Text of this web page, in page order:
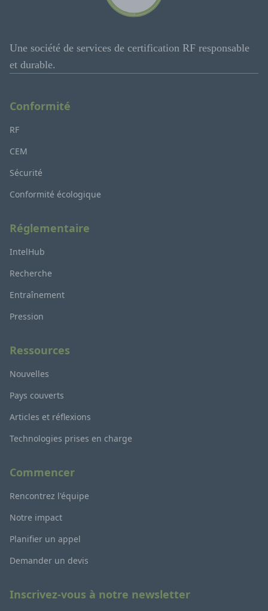
Une société de services de certification RF responsable
et durable.
Conformité
RF
CEM
Sécurité
Conformité écologique
Réglementaire
IntelHub
Recherche
Entraînement
Pression
Ressources
Nouvelles
Pays couverts
Articles et réflexions
Technologies prises en charge
Commencer
Rencontrez l'équipe
Notre impact
Planifier un appel
Demander un devis
Inscrivez-vous à notre newsletter